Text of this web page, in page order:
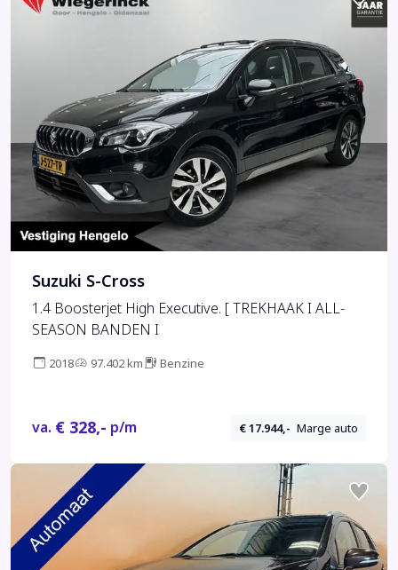
Suzuki S-Cross
1.4 Boosterjet High Executive. [ TREKHAAK I ALL-
SEASON BANDEN I
2018 97.402 km Benzine
va. € 328,- p/m € 17.944,- Marge auto